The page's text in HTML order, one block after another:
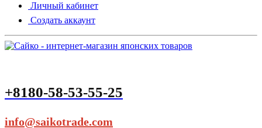
Личный кабинет
Создать аккаунт
+8180-58-53-55-25
info@saikotrade.com